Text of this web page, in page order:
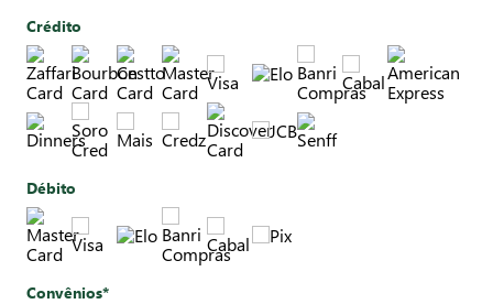
Crédito
Débito
Convênios*